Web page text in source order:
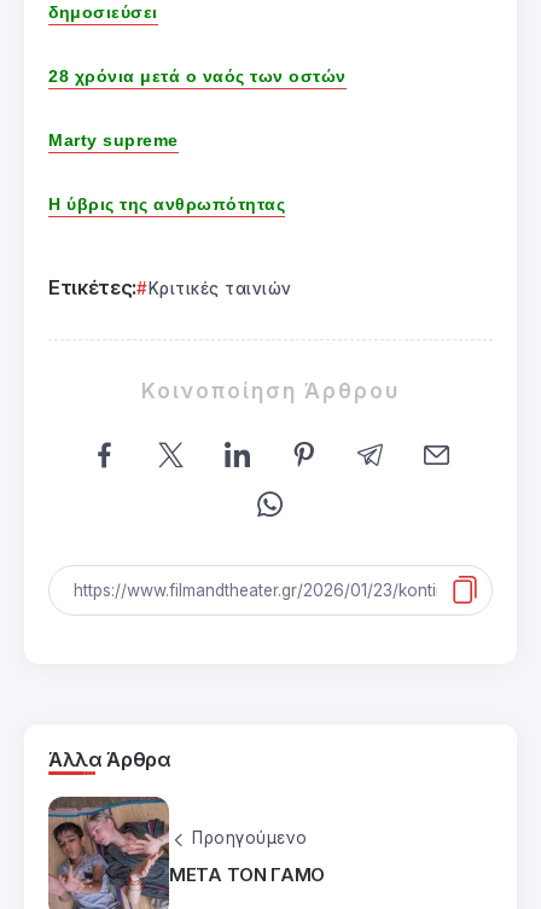
δημοσιεύσει
28 χρόνια μετά ο ναός των οστών
Marty supreme
Η ύβρις της ανθρωπότητας
Ετικέτες: Κριτικές ταινιών
Κοινοποίηση Άρθρου
Άλλα Άρθρα
Προηγούμενο
ΜΕΤΑ ΤΟΝ ΓΑΜΟ